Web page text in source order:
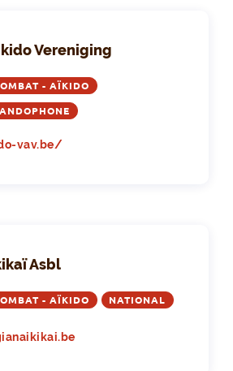
Vereniging
- AÏKIDO
vav.be/
Asbl
- AÏKIDO NATIONAL